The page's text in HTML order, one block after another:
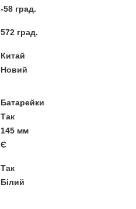
-58 град.
572 град.
Китай
Новий
Батарейки
Так
145 мм
Є
Так
Білий